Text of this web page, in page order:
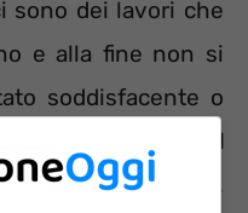
sono dei lavori che
e alla fine non si
soddisfacente o
della pulizia del
incrostazioni,